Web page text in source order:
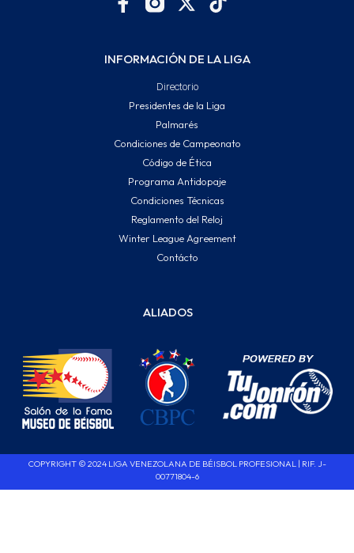
INFORMACIÓN DE LA LIGA
Directorio
Presidentes de la Liga
Palmarés
Condiciones de Campeonato
Código de Ética
Programa Antidopaje
Condiciones Técnicas
Reglamento del Reloj
Winter League Agreement
Contácto
ALIADOS
COPYRIGHT © 2024 LIGA VENEZOLANA DE BÉISBOL PROFESIONAL | RIF. J-
00771804-6